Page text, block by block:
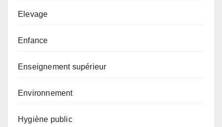
Elevage
Enfance
Enseignement supérieur
Environnement
Hygiène public